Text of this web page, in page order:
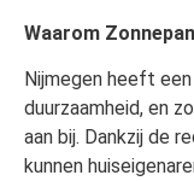
Waarom
Nijmegen heeft
duurzaamheid, en
aan bij. Dankzij de
kunnen